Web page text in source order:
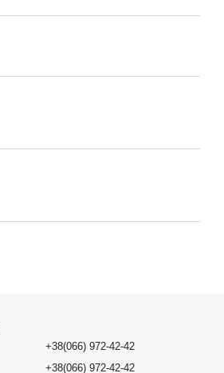
+38(066) 972-42-42
+38(066) 972-42-42